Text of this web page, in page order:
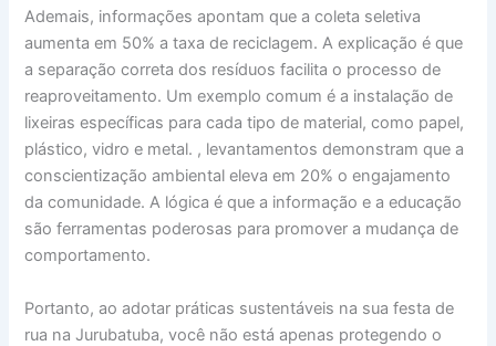
Ademais, informações apontam que a coleta seletiva
aumenta em 50% a taxa de reciclagem. A explicação é que
a separação correta dos resíduos facilita o processo de
reaproveitamento. Um exemplo comum é a instalação de
lixeiras específicas para cada tipo de material, como papel,
plástico, vidro e metal. , levantamentos demonstram que a
conscientização ambiental eleva em 20% o engajamento
da comunidade. A lógica é que a informação e a educação
são ferramentas poderosas para promover a mudança de
comportamento.
Portanto, ao adotar práticas sustentáveis na sua festa de
rua na Jurubatuba, você não está apenas protegendo o